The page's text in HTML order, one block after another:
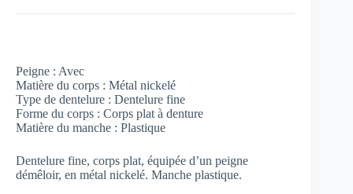
Peigne : Avec
Matière du corps : Métal nickelé
Type de dentelure : Dentelure fine
Forme du corps : Corps plat à denture
Matière du manche : Plastique
Dentelure fine, corps plat, équipée d’un peigne
démêloir, en métal nickelé. Manche plastique.